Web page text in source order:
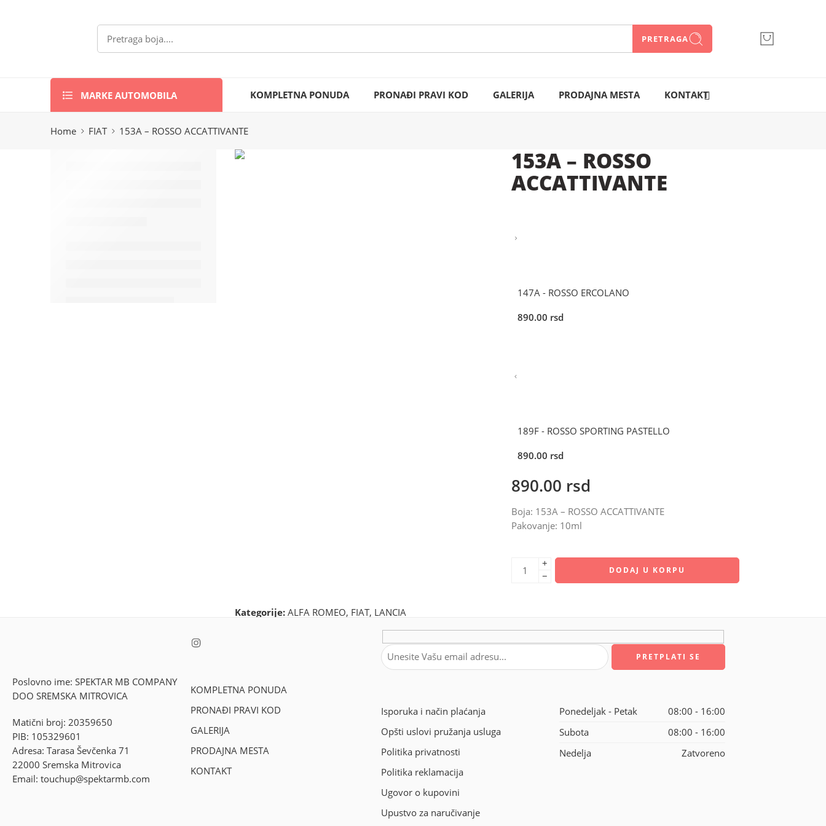
PRETRAGA
MARKE AUTOMOBILA KOMPLETNA PONUDA PRONAĐI PRAVI KOD GALERIJA PRODAJNA MESTA KONTAKT
Home FIAT 153A – ROSSO ACCATTIVANTE
153A – ROSSO
ACCATTIVANTE
147A - ROSSO ERCOLANO
890.00 rsd
189F - ROSSO SPORTING PASTELLO
890.00 rsd
890.00 rsd
Boja: 153A – ROSSO ACCATTIVANTE
Pakovanje: 10ml
+
−
DODAJ U KORPU
Kategorije: ALFA ROMEO, FIAT, LANCIA
Poslovno ime: SPEKTAR MB COMPANY
DOO SREMSKA MITROVICA
Matični broj: 20359650
PIB: 105329601
Adresa: Tarasa Ševčenka 71
22000 Sremska Mitrovica
Email: touchup@spektarmb.com
KOMPLETNA PONUDA
PRONAĐI PRAVI KOD
GALERIJA
PRODAJNA MESTA
KONTAKT
Isporuka i način plaćanja
Opšti uslovi pružanja usluga
Politika privatnosti
Politika reklamacija
Ugovor o kupovini
Upustvo za naručivanje
Ponedeljak - Petak
08:00 - 16:00
Subota
08:00 - 16:00
Nedelja
Zatvoreno